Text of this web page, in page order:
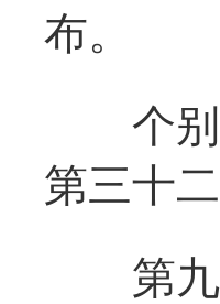
布。
个别
第三十
第